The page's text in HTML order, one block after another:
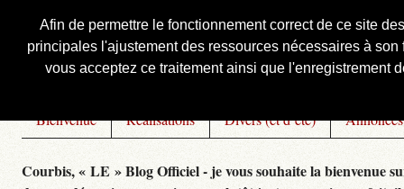
Afin de permettre le fonctionnement correct de ce site
principales l'ajustement des ressources nécessaires à
vous acceptez ce traitement ainsi que l'enregistrement
Courbis, « LE » Blog Officiel
Bienvenue Réalisations Divers (et d’été) Annonces
Courbis, « LE » Blog Officiel - je vous souhaite la bienvenue